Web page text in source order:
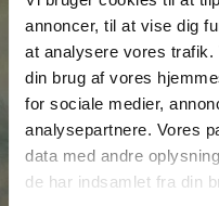
annoncer, til at vise dig
at analysere vores trafik.
din brug af vores
for sociale medier,
analysepartnere. Vores
data med andre
de har indsamlet fra din
SIEHE
Zum